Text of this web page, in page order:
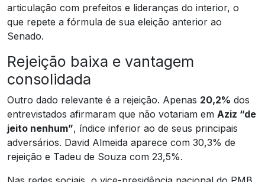
articulação com prefeitos e lideranças do interior, o
que repete a fórmula de sua eleição anterior ao
Senado.
Rejeição baixa e vantagem
consolidada
Outro dado relevante é a rejeição. Apenas 20,2% dos
entrevistados afirmaram que não votariam em Aziz “de
jeito nenhum”, índice inferior ao de seus principais
adversários. David Almeida aparece com 30,3% de
rejeição e Tadeu de Souza com 23,5%.